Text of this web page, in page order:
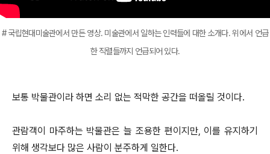
# 국립현대미술관에서 만든 영상. 미술관에서 일하는 인력들에 대한 소개다. 위에서 언급
한 직렬들까지 언급되어 있다.
보통 박물관이라 하면 소리 없는 적막한 공간을 떠올릴 것이다.
관람객이 마주하는 박물관은 늘 조용한 편이지만, 이를 유지하기
위해 생각보다 많은 사람이 분주하게 일한다.